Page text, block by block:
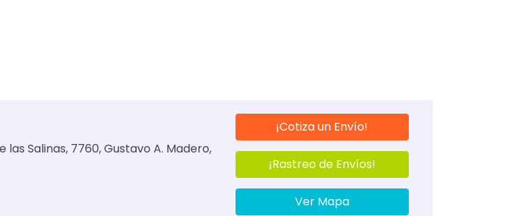
Salinas, 7760, Gustavo A. Madero,
¡Cotiza un Envío!
¡Rastreo de Envíos!
Ver Mapa